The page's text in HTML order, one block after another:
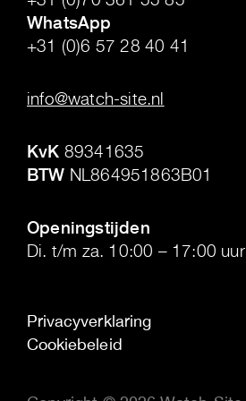
WhatsApp
+31 (0)6 57 28 40 41
info@watch-site.nl
KvK 89341635
BTW NL864951863B01
Openingstijden
Di. t/m za. 10:00 – 17:00 uur
Privacyverklaring
Cookiebeleid